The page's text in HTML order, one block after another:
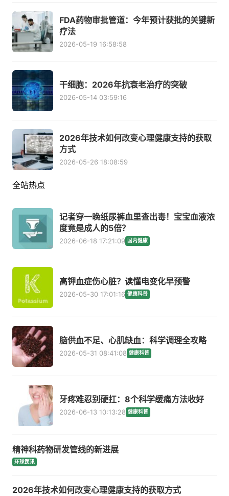
FDA药物审批管道：今年预计获批的关键新
疗法
2026-05-19 16:58:58
干细胞：2026年抗衰老治疗的突破
2026-05-14 03:59:16
2026年技术如何改变心理健康支持的获取
方式
2026-05-26 18:08:59
全站热点
记者穿一晚纸尿裤血里查出毒！宝宝血液浓
度竟是成人的5倍？
2026-06-18 17:21:09 国内健康
高钾血症伤心脏？读懂电变化早预警
2026-05-30 17:01:16 健康科普
脑供血不足、心肌缺血：科学调理全攻略
2026-05-31 08:41:08 健康科普
牙疼难忍别硬扛：8个科学缓痛方法收好
2026-06-13 10:13:28 健康科普
精神科药物研发管线的新进展
环球医讯
2026年技术如何改变心理健康支持的获取方式